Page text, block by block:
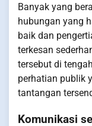
Banyak yang
hubungan yang
baik dan
terkesan
tersebut di
perhatian publik
tantangan
Komunikasi